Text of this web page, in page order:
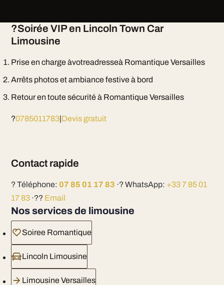
?Soirée VIP en Lincoln Town Car
Limousine
Prise en charge àvotreadresseà Romantique Versailles
Arrêts photos et ambiance festive à bord
Retour en toute sécurité à Romantique Versailles
?0785011783|Devis gratuit
Contact rapide
? Téléphone: 07 85 01 17 83 ·? WhatsApp: +33 7 85 01
17 83·?? Email
Nos services de limousine
Soiree Romantique
Lincoln Limousine
Limousine Versailles